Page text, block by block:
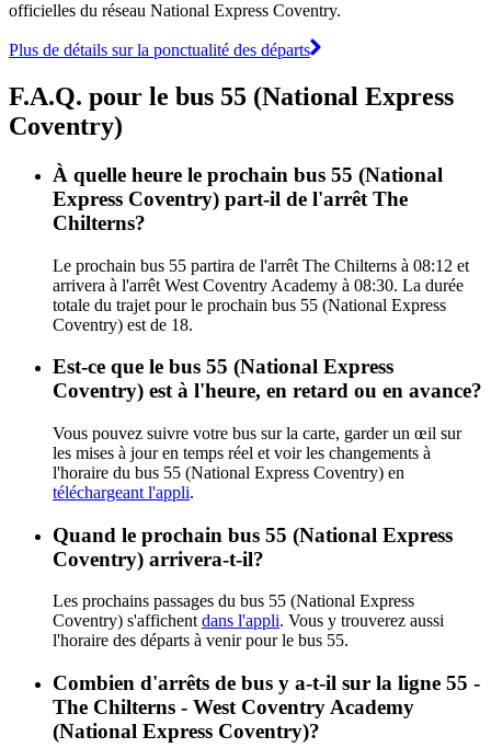
officielles du réseau National Express Coventry.
Plus de détails sur la ponctualité des départs
F.A.Q. pour le bus 55 (National Express
Coventry)
À quelle heure le prochain bus 55 (National
Express Coventry) part-il de l'arrêt The
Chilterns?
Le prochain bus 55 partira de l'arrêt The Chilterns à 08:12 et
arrivera à l'arrêt West Coventry Academy à 08:30. La durée
totale du trajet pour le prochain bus 55 (National Express
Coventry) est de 18.
Est-ce que le bus 55 (National Express
Coventry) est à l'heure, en retard ou en avance?
Vous pouvez suivre votre bus sur la carte, garder un œil sur
les mises à jour en temps réel et voir les changements à
l'horaire du bus 55 (National Express Coventry) en
téléchargeant l'appli.
Quand le prochain bus 55 (National Express
Coventry) arrivera-t-il?
Les prochains passages du bus 55 (National Express
Coventry) s'affichent dans l'appli. Vous y trouverez aussi
l'horaire des départs à venir pour le bus 55.
Combien d'arrêts de bus y a-t-il sur la ligne 55 -
The Chilterns - West Coventry Academy
(National Express Coventry)?